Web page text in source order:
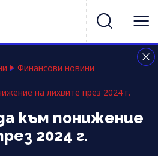
Финансови новини
на лихвите през 2024 г.
към понижение
2024 г.